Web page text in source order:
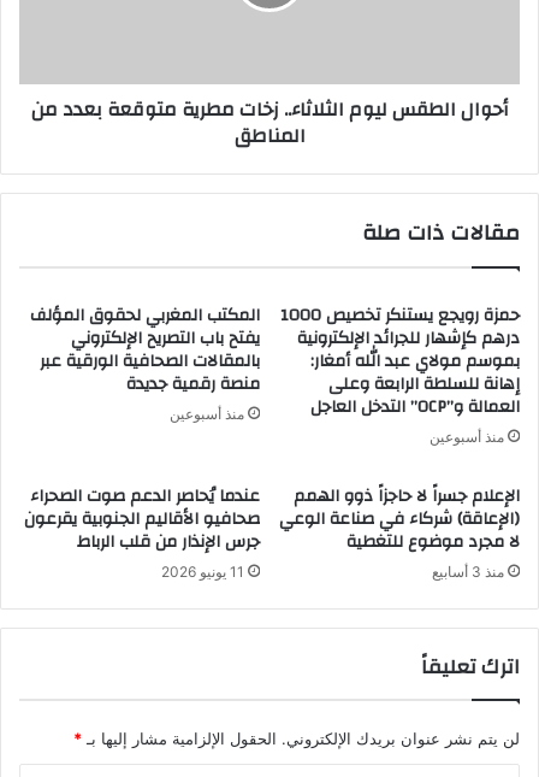
أحوال الطقس ليوم الثلاثاء.. زخات مطرية متوقعة بعدد من
المناطق
مقالات ذات صلة
حمزة رويجع يستنكر تخصيص 1000
درهم كإشهار للجرائد الإلكترونية
بموسم مولاي عبد الله أمغار:
إهانة للسلطة الرابعة وعلى
العمالة و”OCP” التدخل العاجل
منذ أسبوعين
المكتب المغربي لحقوق المؤلف
يفتح باب التصريح الإلكتروني
بالمقالات الصحافية الورقية عبر
منصة رقمية جديدة
منذ أسبوعين
الإعلام جسراً لا حاجزاً ذوو الهمم
(الإعاقة) شركاء في صناعة الوعي
لا مجرد موضوع للتغطية
منذ 3 أسابيع
عندما يُحاصر الدعم صوت الصحراء
صحافيو الأقاليم الجنوبية يقرعون
جرس الإنذار من قلب الرباط
11 يونيو 2026
اترك تعليقاً
لن يتم نشر عنوان بريدك الإلكتروني. الحقول الإلزامية مشار إليها بـ*